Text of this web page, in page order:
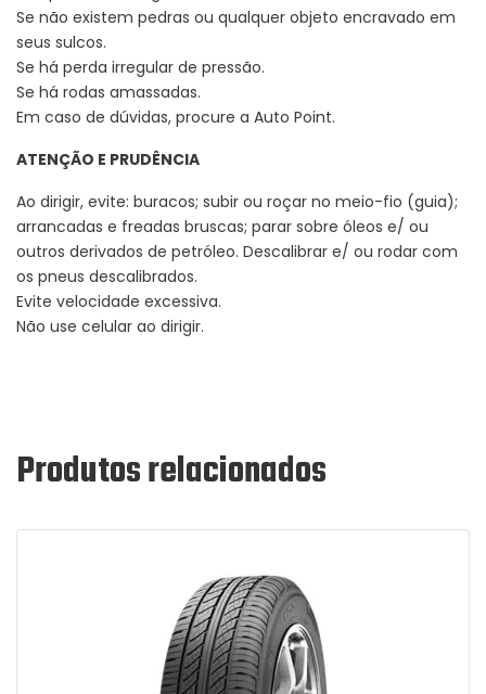
Se não existem pedras ou qualquer objeto encravado em
seus sulcos.
Se há perda irregular de pressão.
Se há rodas amassadas.
Em caso de dúvidas, procure a Auto Point.
ATENÇÃO E PRUDÊNCIA
Ao dirigir, evite: buracos; subir ou roçar no meio-fio (guia);
arrancadas e freadas bruscas; parar sobre óleos e/ ou
outros derivados de petróleo. Descalibrar e/ ou rodar com
os pneus descalibrados.
Evite velocidade excessiva.
Não use celular ao dirigir.
Produtos relacionados